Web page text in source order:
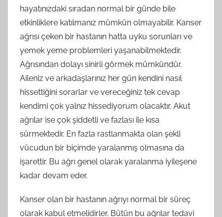
hayatınızdaki sıradan normal bir günde bile
etkinliklere katılmanız mümkün olmayabilir. Kanser
ağrısı çeken bir hastanın hatta uyku sorunları ve
yemek yeme problemleri yaşanabilmektedir.
Ağrısından dolayı sinirli görmek mümkündür.
Aileniz ve arkadaşlarınız her gün kendini nasıl
hissettiğini sorarlar ve vereceğiniz tek cevap
kendimi çok yalnız hissediyorum olacaktır. Akut
ağrılar ise çok şiddetli ve fazlası ile kısa
sürmektedir. En fazla rastlanmakta olan şekli
vücudun bir biçimde yaralanmış olmasına da
işarettir. Bu ağrı genel olarak yaralanma iyileşene
kadar devam eder.
Kanser olan bir hastanın ağrıyı normal bir süreç
olarak kabul etmelidirler. Bütün bu ağrılar tedavi